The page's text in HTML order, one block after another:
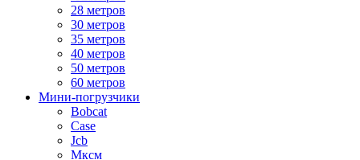
28 метров
30 метров
35 метров
40 метров
50 метров
60 метров
Мини-погрузчики
Bobcat
Case
Jcb
Мксм